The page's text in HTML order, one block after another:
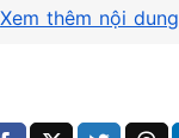
Xem thêm nội dung